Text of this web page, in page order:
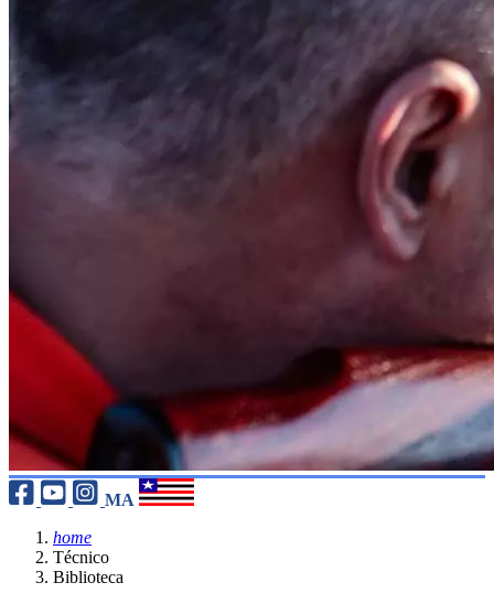
MA
home
Técnico
Biblioteca